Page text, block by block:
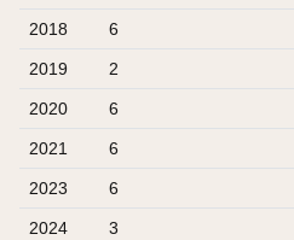
2018 6
2019 2
2020 6
2021 6
2023 6
2024 3